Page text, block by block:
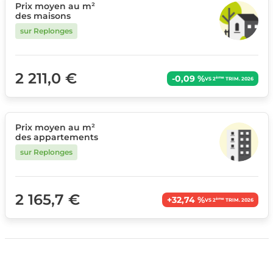
Prix moyen au m²
des maisons
sur Replonges
2 211,0 € -0,09 %VS 2èmeTRIM. 2026
Prix moyen au m²
des appartements
sur Replonges
2 165,7 € +32,74 %VS 2èmeTRIM. 2026